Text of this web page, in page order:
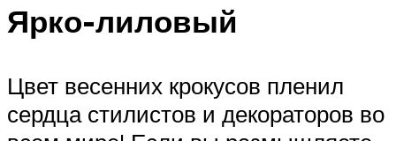
Ярко-лиловый
Цвет весенних крокусов пленил
сердца стилистов и декораторов во